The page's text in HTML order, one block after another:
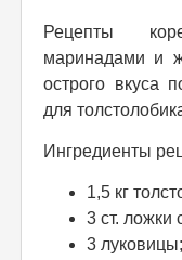
Рецепты
маринадами и
острого вкуса
для
Ингредиенты
1,5 кг
3 ст. ложки
3 луковицы;